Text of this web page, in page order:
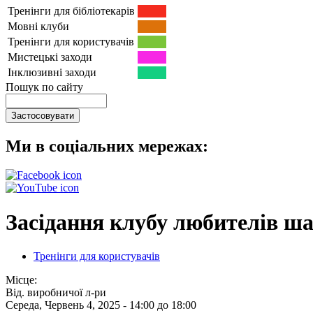
Тренінги для бібліотекарів
Мовні клуби
Тренінги для користувачів
Мистецькі заходи
Інклюзивні заходи
Пошук по сайту
Ми в соціальних мережах:
Засідання клубу любителів
Тренінги для користувачів
Місце:
Від. виробничої л-ри
Середа, Червень 4, 2025 - 14:00 до 18:00